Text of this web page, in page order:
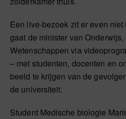
Een live-bezoek zit er even
gaat de minister van Onderwijs,
Wetenschappen via
– met studenten, docenten en
beeld te krijgen van de
de universiteit.
Student Medische biologie